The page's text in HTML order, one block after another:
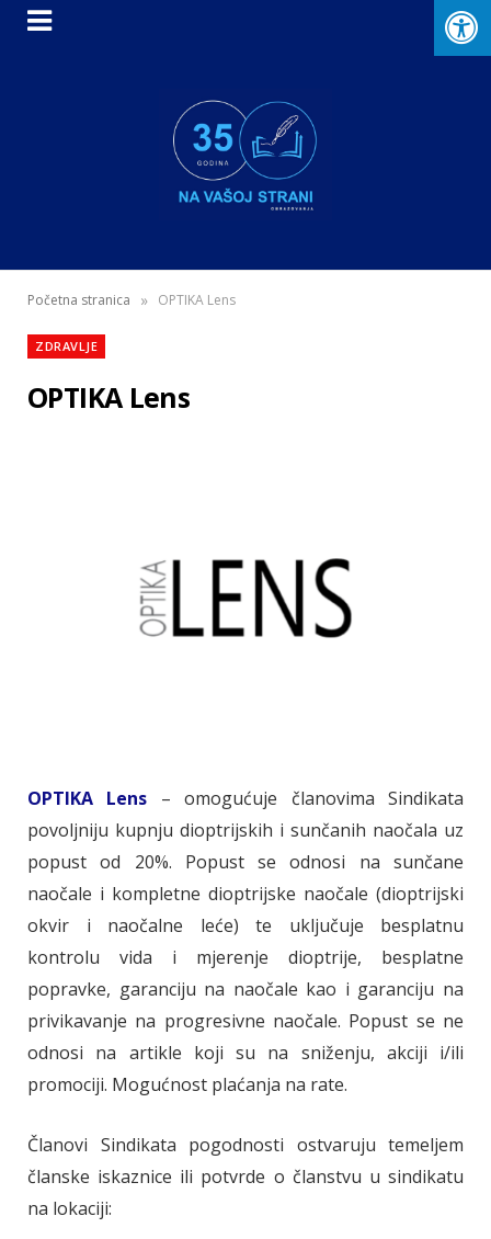
Početna stranica » OPTIKA Lens
ZDRAVLJE
OPTIKA Lens
OPTIKA Lens – omogućuje članovima Sindikata
povoljniju kupnju dioptrijskih i sunčanih naočala uz
popust od 20%. Popust se odnosi na sunčane
naočale i kompletne dioptrijske naočale (dioptrijski
okvir i naočalne leće) te uključuje besplatnu
kontrolu vida i mjerenje dioptrije, besplatne
popravke, garanciju na naočale kao i garanciju na
privikavanje na progresivne naočale. Popust se ne
odnosi na artikle koji su na sniženju, akciji i/ili
promociji. Mogućnost plaćanja na rate.
Članovi Sindikata pogodnosti ostvaruju temeljem
članske iskaznice ili potvrde o članstvu u sindikatu
na lokaciji: